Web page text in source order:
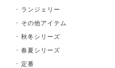
ランジェリー
その他アイテム
秋冬シリーズ
春夏シリーズ
定番